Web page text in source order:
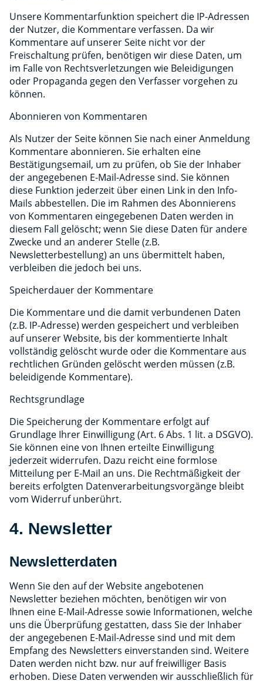
Unsere Kommentarfunktion speichert die IP-Adressen
der Nutzer, die Kommentare verfassen. Da wir
Kommentare auf unserer Seite nicht vor der
Freischaltung prüfen, benötigen wir diese Daten, um
im Falle von Rechtsverletzungen wie Beleidigungen
oder Propaganda gegen den Verfasser vorgehen zu
können.
Abonnieren von Kommentaren
Als Nutzer der Seite können Sie nach einer Anmeldung
Kommentare abonnieren. Sie erhalten eine
Bestätigungsemail, um zu prüfen, ob Sie der Inhaber
der angegebenen E-Mail-Adresse sind. Sie können
diese Funktion jederzeit über einen Link in den Info-
Mails abbestellen. Die im Rahmen des Abonnierens
von Kommentaren eingegebenen Daten werden in
diesem Fall gelöscht; wenn Sie diese Daten für andere
Zwecke und an anderer Stelle (z.B.
Newsletterbestellung) an uns übermittelt haben,
verbleiben die jedoch bei uns.
Speicherdauer der Kommentare
Die Kommentare und die damit verbundenen Daten
(z.B. IP-Adresse) werden gespeichert und verbleiben
auf unserer Website, bis der kommentierte Inhalt
vollständig gelöscht wurde oder die Kommentare aus
rechtlichen Gründen gelöscht werden müssen (z.B.
beleidigende Kommentare).
Rechtsgrundlage
Die Speicherung der Kommentare erfolgt auf
Grundlage Ihrer Einwilligung (Art. 6 Abs. 1 lit. a DSGVO).
Sie können eine von Ihnen erteilte Einwilligung
jederzeit widerrufen. Dazu reicht eine formlose
Mitteilung per E-Mail an uns. Die Rechtmäßigkeit der
bereits erfolgten Datenverarbeitungsvorgänge bleibt
vom Widerruf unberührt.
4. Newsletter
Newsletterdaten
Wenn Sie den auf der Website angebotenen
Newsletter beziehen möchten, benötigen wir von
Ihnen eine E-Mail-Adresse sowie Informationen, welche
uns die Überprüfung gestatten, dass Sie der Inhaber
der angegebenen E-Mail-Adresse sind und mit dem
Empfang des Newsletters einverstanden sind. Weitere
Daten werden nicht bzw. nur auf freiwilliger Basis
erhoben. Diese Daten verwenden wir ausschließlich für